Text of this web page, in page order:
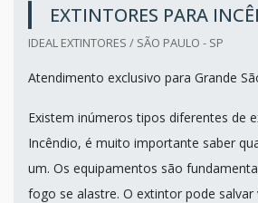
EXTINTORES PARA
IDEAL EXTINTORES / SÃO PAULO - SP
Atendimento exclusivo para Grande
Existem inúmeros tipos diferentes de
Incêndio, é muito importante saber
um. Os equipamentos são
fogo se alastre. O extintor pode salvar